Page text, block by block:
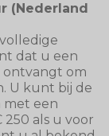
(Nederland
dat u een
ontvangt om
U kunt bij de
met een
als u voor